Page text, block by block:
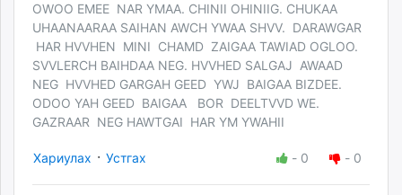
OWOO EMEE NAR YMAA. CHINII OHINIIG. CHUKAA
UHAANAARAA SAIHAN AWCH YWAA SHVV. DARAWGAR
HAR HVVHEN MINI CHAMD ZAIGAA TAWIAD OGLOO.
SVVLERCH BAIHDAA NEG. HVVHED SALGAJ AWAAD
NEG HVVHED GARGAH GEED YWJ BAIGAA BIZDEE.
ODOO YAH GEED BAIGAA BOR DEELTVVD WE.
GAZRAAR NEG HAWTGAI HAR YM YWAHII
Хариулах · Устгах - 0 - 0